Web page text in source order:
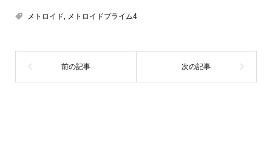
メトロイド メトロイドプライム4